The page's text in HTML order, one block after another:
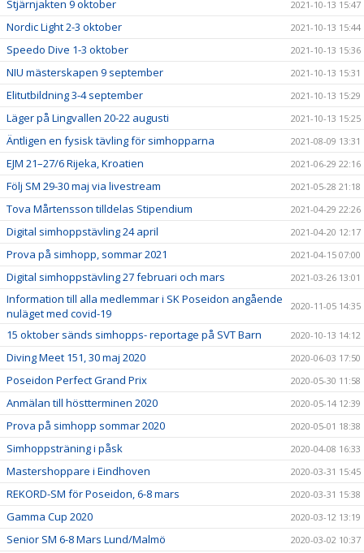
Stjärnjakten 9 oktober 2021-10-13 15:47
Nordic Light 2-3 oktober 2021-10-13 15:44
Speedo Dive 1-3 oktober 2021-10-13 15:36
NIU mästerskapen 9 september 2021-10-13 15:31
Elitutbildning 3-4 september 2021-10-13 15:29
Läger på Lingvallen 20-22 augusti 2021-10-13 15:25
Äntligen en fysisk tävling för simhopparna 2021-08-09 13:31
EJM 21–27/6 Rijeka, Kroatien 2021-06-29 22:16
Följ SM 29-30 maj via livestream 2021-05-28 21:18
Tova Mårtensson tilldelas Stipendium 2021-04-29 22:26
Digital simhoppstävling 24 april 2021-04-20 12:17
Prova på simhopp, sommar 2021 2021-04-15 07:00
Digital simhoppstävling 27 februari och mars 2021-03-26 13:01
Information till alla medlemmar i SK Poseidon angående
nuläget med covid-19
2020-11-05 14:35
15 oktober sänds simhopps- reportage på SVT Barn 2020-10-13 14:12
Diving Meet 151, 30 maj 2020 2020-06-03 17:50
Poseidon Perfect Grand Prix 2020-05-30 11:58
Anmälan till höstterminen 2020 2020-05-14 12:39
Prova på simhopp sommar 2020 2020-05-01 18:38
Simhoppsträning i påsk 2020-04-08 16:33
Mastershoppare i Eindhoven 2020-03-31 15:45
REKORD-SM för Poseidon, 6-8 mars 2020-03-31 15:38
Gamma Cup 2020 2020-03-12 13:19
Senior SM 6-8 Mars Lund/Malmö 2020-03-02 10:37